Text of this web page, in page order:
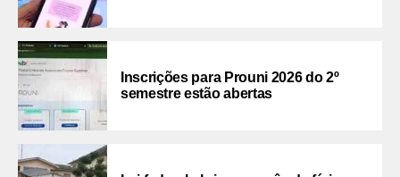
Inscrições para Prouni 2026 do 2º
semestre estão abertas